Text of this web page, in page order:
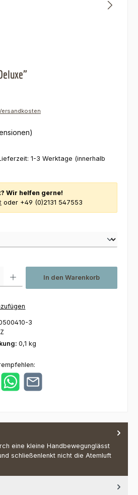
1-3 Werktage (innerhalb
Wir helfen gerne!
oder +49 (0)2131 547553
In den Warenkorb
3
0,1 kg
eine kleine Handbewegunglässt
schließenlenkt nicht die Atemluft